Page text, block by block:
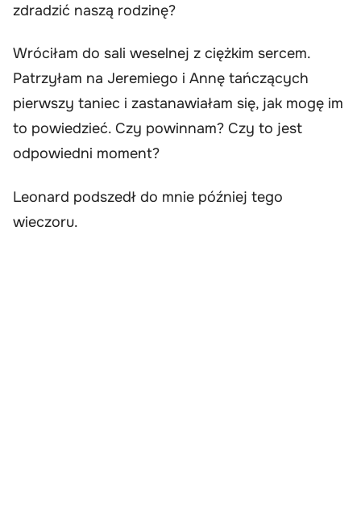
zdradzić naszą rodzinę?
Wróciłam do sali weselnej z ciężkim sercem.
Patrzyłam na Jeremiego i Annę tańczących
pierwszy taniec i zastanawiałam się, jak mogę im
to powiedzieć. Czy powinnam? Czy to jest
odpowiedni moment?
Leonard podszedł do mnie później tego
wieczoru.